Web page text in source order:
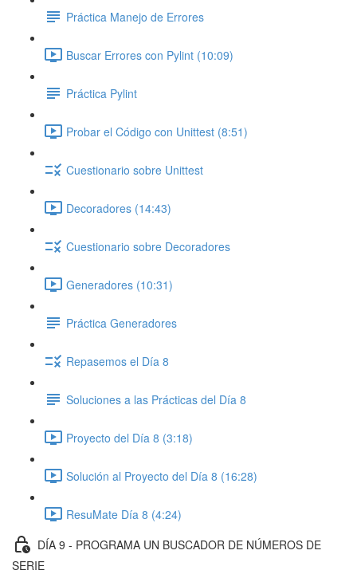
Práctica Manejo de Errores
Buscar Errores con Pylint (10:09)
Práctica Pylint
Probar el Código con Unittest (8:51)
Cuestionario sobre Unittest
Decoradores (14:43)
Cuestionario sobre Decoradores
Generadores (10:31)
Práctica Generadores
Repasemos el Día 8
Soluciones a las Prácticas del Día 8
Proyecto del Día 8 (3:18)
Solución al Proyecto del Día 8 (16:28)
ResuMate Día 8 (4:24)
DÍA 9 - PROGRAMA UN BUSCADOR DE NÚMEROS DE
SERIE